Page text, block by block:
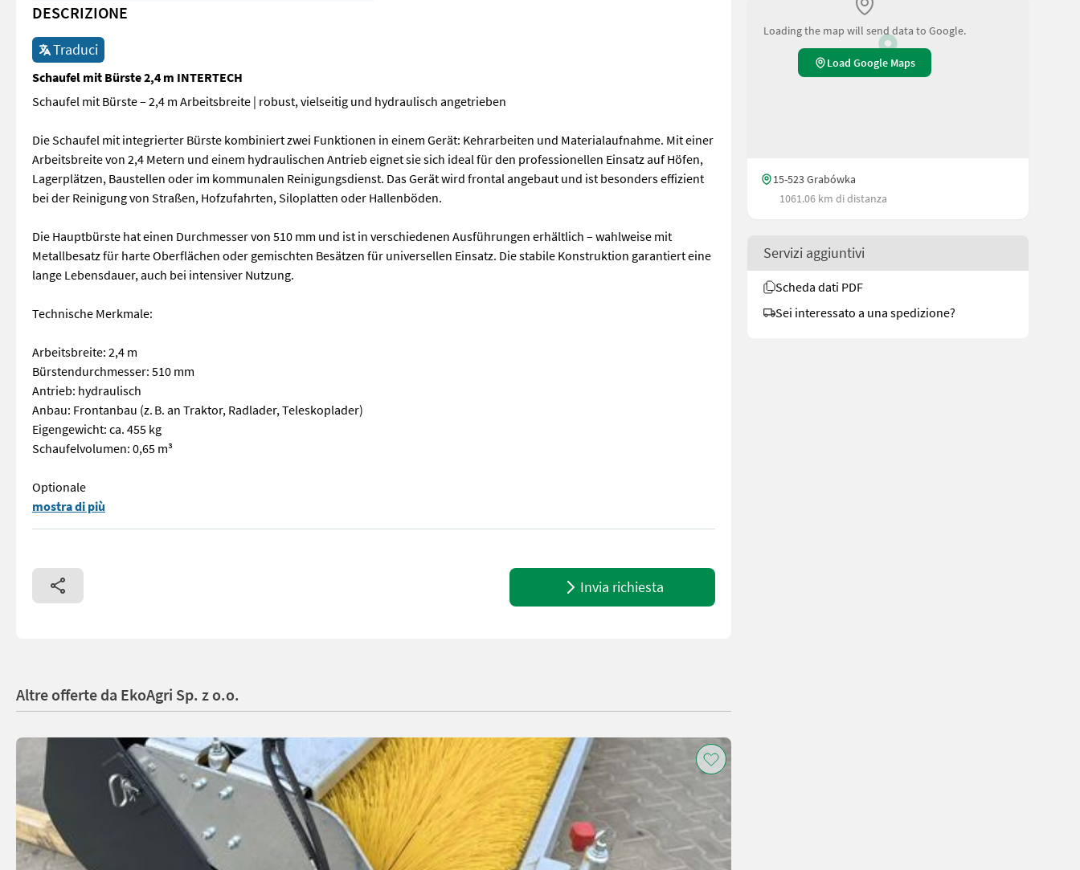
DESCRIZIONE
Traduci
Schaufel mit Bürste 2,4 m INTERTECH
Schaufel mit Bürste – 2,4 m Arbeitsbreite | robust, vielseitig und hydraulisch angetrieben
Die Schaufel mit integrierter Bürste kombiniert zwei Funktionen in einem Gerät: Kehrarbeiten und Materialaufnahme. Mit einer
Arbeitsbreite von 2,4 Metern und einem hydraulischen Antrieb eignet sie sich ideal für den professionellen Einsatz auf Höfen,
Lagerplätzen, Baustellen oder im kommunalen Reinigungsdienst. Das Gerät wird frontal angebaut und ist besonders effizient
bei der Reinigung von Straßen, Hofzufahrten, Siloplatten oder Hallenböden.
Die Hauptbürste hat einen Durchmesser von 510 mm und ist in verschiedenen Ausführungen erhältlich – wahlweise mit
Metallbesatz für harte Oberflächen oder gemischten Besätzen für universellen Einsatz. Die stabile Konstruktion garantiert eine
lange Lebensdauer, auch bei intensiver Nutzung.
Technische Merkmale:
Arbeitsbreite: 2,4 m
Bürstendurchmesser: 510 mm
Antrieb: hydraulisch
Anbau: Frontanbau (z. B. an Traktor, Radlader, Teleskoplader)
Eigengewicht: ca. 455 kg
Schaufelvolumen: 0,65 m³
Optionale
Schaufel mit Bürste – 2,4 m Arbeitsbreite | robust, vielseitig und hydraulisch angetrieben Die Schaufel mit integrierter Bürste kombiniert zwei Funktionen in einem Gerät: Kehrarbeiten und
mostra di più
Invia richiesta
Loading the map will send data to Google.
Load Google Maps
15-523 Grabówka
1061.06 km di distanza
Servizi aggiuntivi
Scheda dati PDF
Sei interessato a una spedizione?
Altre offerte da EkoAgri Sp. z o.o.